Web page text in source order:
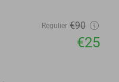
Regulier €90
€25